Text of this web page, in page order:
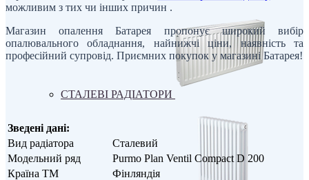
СТАЛЕВІ РАДІАТОРИ
можливим з тих чи інших причин .
Магазин опалення Батарея пропонує широкий вибір
опалювального обладнання, найнижчі ціни, наявність та
професійний супровід. Приємних покупок у магазині Батарея!
Зведені дані:
Вид радіатора
Сталевий
Модельний ряд
Purmo Plan Ventil Compact D 200
Країна ТМ
Фінляндія